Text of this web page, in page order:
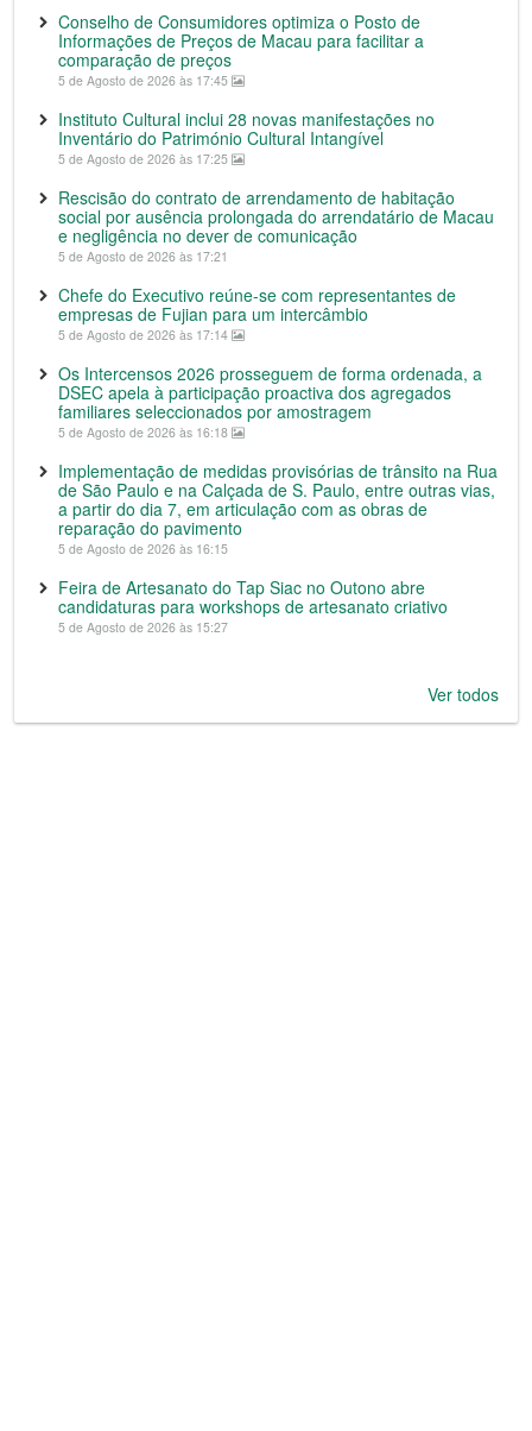
Conselho de Consumidores optimiza o Posto de
Informações de Preços de Macau para facilitar a
comparação de preços
5 de Agosto de 2026 às 17:45
Instituto Cultural inclui 28 novas manifestações no
Inventário do Património Cultural Intangível
5 de Agosto de 2026 às 17:25
Rescisão do contrato de arrendamento de habitação
social por ausência prolongada do arrendatário de Macau
e negligência no dever de comunicação
5 de Agosto de 2026 às 17:21
Chefe do Executivo reúne-se com representantes de
empresas de Fujian para um intercâmbio
5 de Agosto de 2026 às 17:14
Os Intercensos 2026 prosseguem de forma ordenada, a
DSEC apela à participação proactiva dos agregados
familiares seleccionados por amostragem
5 de Agosto de 2026 às 16:18
Implementação de medidas provisórias de trânsito na Rua
de São Paulo e na Calçada de S. Paulo, entre outras vias,
a partir do dia 7, em articulação com as obras de
reparação do pavimento
5 de Agosto de 2026 às 16:15
Feira de Artesanato do Tap Siac no Outono abre
candidaturas para workshops de artesanato criativo
5 de Agosto de 2026 às 15:27
Ver todos